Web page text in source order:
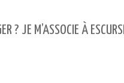
? JE M’ASSOCIE À